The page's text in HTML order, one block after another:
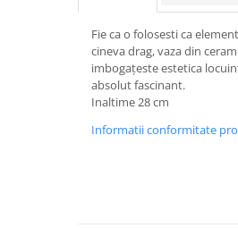
Fie ca o folosesti ca
cineva drag, vaza din
imbogațeste estetica
absolut fascinant.
Inaltime 28 cm
Informatii conformitate